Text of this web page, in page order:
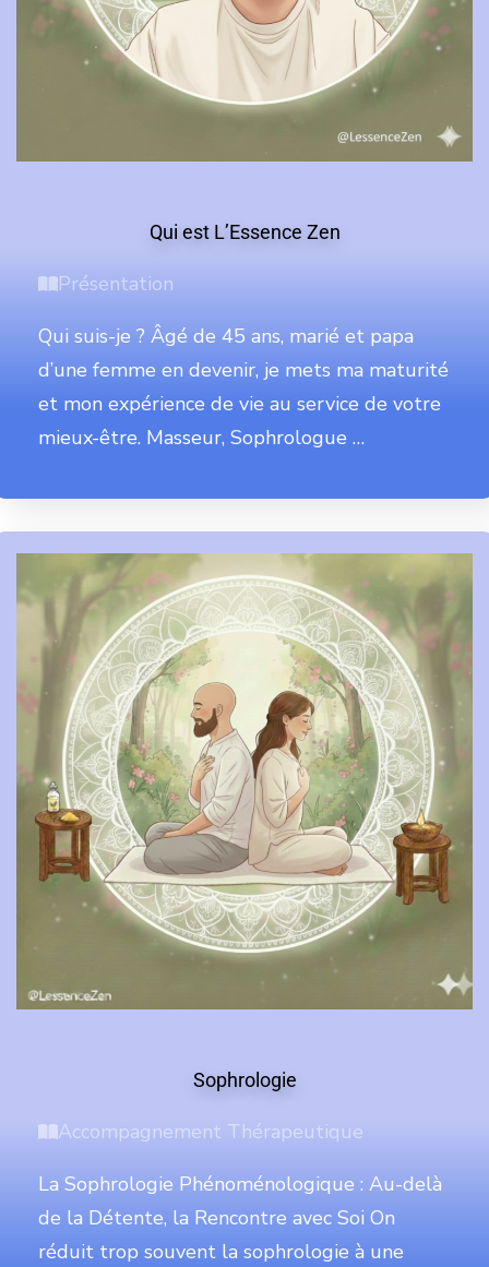
Qui est L’Essence Zen
Présentation
Qui suis-je ? Âgé de 45 ans, marié et papa
d’une femme en devenir, je mets ma maturité
et mon expérience de vie au service de votre
mieux-être. Masseur, Sophrologue …
Sophrologie
Accompagnement Thérapeutique
La Sophrologie Phénoménologique : Au-delà
de la Détente, la Rencontre avec Soi On
réduit trop souvent la sophrologie à une